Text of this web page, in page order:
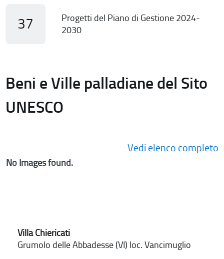
37
Progetti del Piano di Gestione 2024-
2030
Beni e Ville palladiane del Sito
UNESCO
Vedi elenco completo
No Images found.
Villa Chiericati
Grumolo delle Abbadesse (VI) loc. Vancimuglio